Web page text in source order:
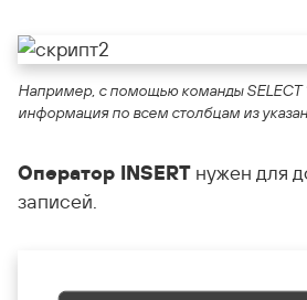
Например, с помощью команды SELECT
информация по всем столбцам из
Оператор INSERT нужен для
записей.